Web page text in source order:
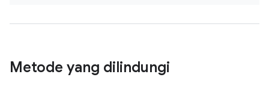
Metode yang dilindungi